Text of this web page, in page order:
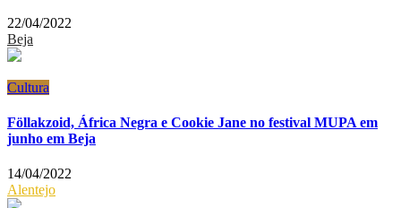
22/04/2022
Beja
Cultura
Föllakzoid, África Negra e Cookie Jane no festival MUPA em
junho em Beja
14/04/2022
Alentejo